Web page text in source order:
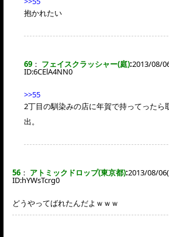
抱かれたい
69 ： フェイスクラッシャー(庭):2013/08/
ID:6CElA4NN0
>>55
2丁目の馴染みの店に年賀で持ってったら
出。
56 ： アトミックドロップ(東京都):2013/08/
ID:hYWsTcrg0
どうやってばれたんだよｗｗｗ